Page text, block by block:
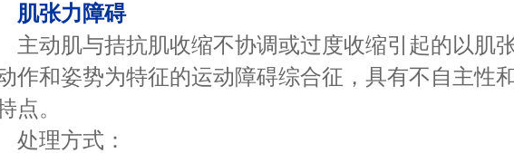
肌张力障碍
动肌与拮抗肌收缩不协调或过度收缩引起的以肌
作和姿势为特征的运动障碍综合征，具有不自主性
点。
理方式：